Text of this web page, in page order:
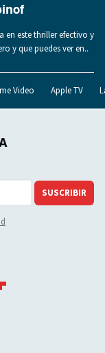
en este thriller efectivo y
y que puedes ver en..
Video Apple TV
SUSCRIBIR